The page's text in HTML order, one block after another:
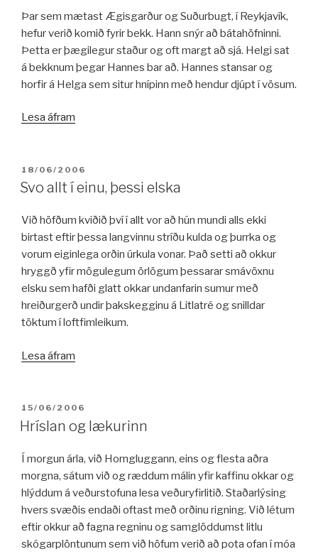
Þar sem mætast Ægisgarður og Suðurbugt, í Reykjavík,
hefur verið komið fyrir bekk. Hann snýr að bátahöfninni.
Þetta er þægilegur staður og oft margt að sjá. Helgi sat
á bekknum þegar Hannes bar að. Hannes stansar og
horfir á Helga sem situr hnípinn með hendur djúpt í vösum.
Lesa áfram
–
Við
BIRT:
18/06/2006
Svo allt í einu, þessi elska
Við höfðum kviðið því í allt vor að hún mundi alls ekki
birtast eftir þessa langvinnu stríðu kulda og þurrka og
vorum eiginlega orðin úrkula vonar. Það setti að okkur
hryggð yfir mögulegum örlögum þessarar smávöxnu
elsku sem hafði glatt okkar undanfarin sumur með
hreiðurgerð undir þakskegginu á Litlatré og snilldar
töktum í loftfimleikum.
Lesa áfram
einu,
þessi
BIRT:
15/06/2006
Hríslan og lækurinn
Í morgun árla, við Horngluggann, eins og flesta aðra
morgna, sátum við og ræddum málin yfir kaffinu okkar og
hlýddum á veðurstofuna lesa veðuryfirlitið. Staðarlýsing
hvers svæðis endaði oftast með orðinu rigning. Við létum
eftir okkur að fagna regninu og samglöddumst litlu
skógarplöntunum sem við höfum verið að pota ofan í móa